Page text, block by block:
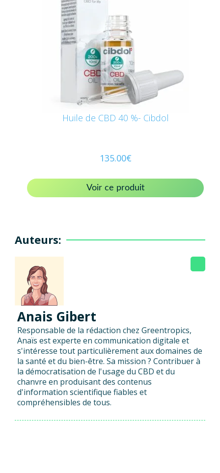
Huile de CBD 40 %- Cibdol
135.00€
Voir ce produit
Auteurs:
Anais Gibert
Responsable de la rédaction chez Greentropics,
Anaïs est experte en communication digitale et
s'intéresse tout particulièrement aux domaines de
la santé et du bien-être. Sa mission ? Contribuer à
la démocratisation de l'usage du CBD et du
chanvre en produisant des contenus
d'information scientifique fiables et
compréhensibles de tous.